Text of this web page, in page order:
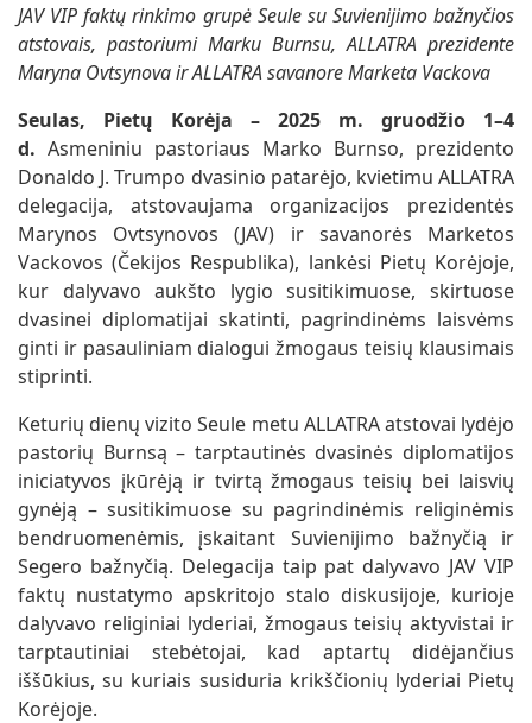
JAV VIP faktų rinkimo grupė Seule su Suvienijimo bažnyčios
atstovais, pastoriumi Marku Burnsu, ALLATRA prezidente
Maryna Ovtsynova ir ALLATRA savanore Marketa Vackova
Seulas, Pietų Korėja – 2025 m. gruodžio 1–4
d. Asmeniniu pastoriaus Marko Burnso, prezidento
Donaldo J. Trumpo dvasinio patarėjo, kvietimu ALLATRA
delegacija, atstovaujama organizacijos prezidentės
Marynos Ovtsynovos (JAV) ir savanorės Marketos
Vackovos (Čekijos Respublika), lankėsi Pietų Korėjoje,
kur dalyvavo aukšto lygio susitikimuose, skirtuose
dvasinei diplomatijai skatinti, pagrindinėms laisvėms
ginti ir pasauliniam dialogui žmogaus teisių klausimais
stiprinti.
Keturių dienų vizito Seule metu ALLATRA atstovai lydėjo
pastorių Burnsą – tarptautinės dvasinės diplomatijos
iniciatyvos įkūrėją ir tvirtą žmogaus teisių bei laisvių
gynėją – susitikimuose su pagrindinėmis religinėmis
bendruomenėmis, įskaitant Suvienijimo bažnyčią ir
Segero bažnyčią. Delegacija taip pat dalyvavo JAV VIP
faktų nustatymo apskritojo stalo diskusijoje, kurioje
dalyvavo religiniai lyderiai, žmogaus teisių aktyvistai ir
tarptautiniai stebėtojai, kad aptartų didėjančius
iššūkius, su kuriais susiduria krikščionių lyderiai Pietų
Korėjoje.